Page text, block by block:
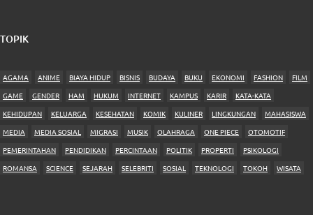
TOPIK
AGAMA ANIME BIAYA HIDUP BISNIS BUDAYA BUKU EKONOMI FASHION
FILM
GAME
GENDER HAM HUKUM INTERNET KAMPUS KARIR
KATA-KATA
KEHIDUPAN
KELUARGA KESEHATAN KOMIK KULINER LINGKUNGAN
MAHASISWA
MEDIA
MEDIA SOSIAL MIGRASI MUSIK OLAHRAGA ONE PIECE
OTOMOTIF
PEMERINTAHAN
PENDIDIKAN PERCINTAAN POLITIK PROPERTI
PSIKOLOGI
ROMANSA
SCIENCE SEJARAH SELEBRITI SOSIAL TEKNOLOGI TOKOH WISATA